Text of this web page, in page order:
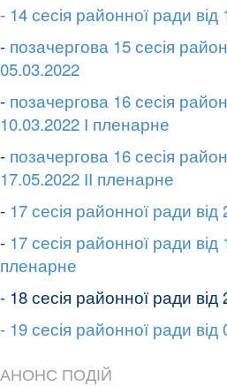
- 14 сесія районної ради від
- позачергова 15 сесія
05.03.2022
- позачергова 16 сесія
10.03.2022 І пленарне
- позачергова 16 сесія
17.05.2022 ІІ пленарне
- 17 сесія районної ради
- 17 сесія районної ради від
пленарне
- 18 сесія районної ради від
- 19 сесія районної ради від
АНОНС ПОДІЙ